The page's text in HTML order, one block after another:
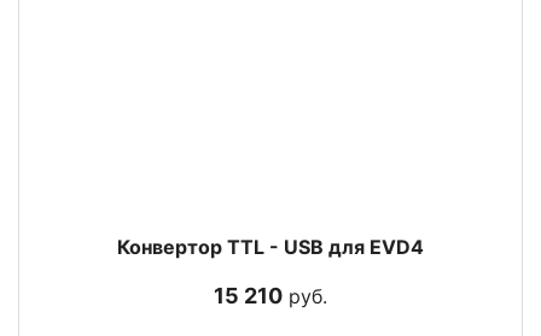
Конвертор TTL - USB для EVD4
15 210 руб.